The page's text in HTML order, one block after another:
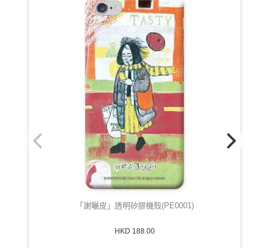
「謝曬皮」透明矽膠機殼(PE0001)
HKD 188.00